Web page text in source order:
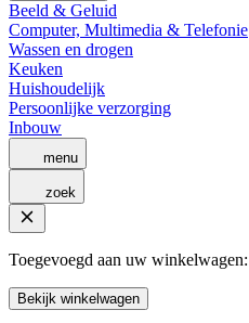
Beeld & Geluid
Computer, Multimedia & Telefonie
Wassen en drogen
Keuken
Huishoudelijk
Persoonlijke verzorging
Inbouw
menu
zoek
Toegevoegd aan uw winkelwagen:
Bekijk winkelwagen